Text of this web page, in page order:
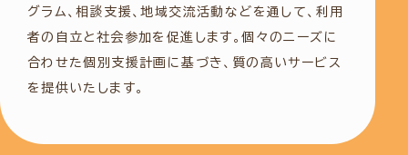
グラム、相談支援、地域交流活動などを通して、利用
者の自立と社会参加を促進します。個々のニーズに
合わせた個別支援計画に基づき、質の高いサービス
を提供いたします。